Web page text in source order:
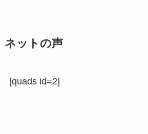
ネットの声
[quads id=2]